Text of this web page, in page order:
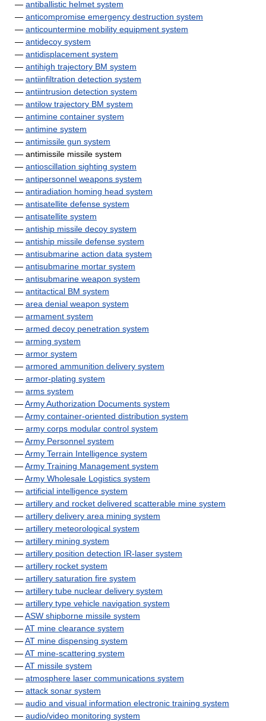
— antiballistic helmet system
— anticompromise emergency destruction system
— anticountermine mobility equipment system
— antidecoy system
— antidisplacement system
— antihigh trajectory BM system
— antiinfiltration detection system
— antiintrusion detection system
— antilow trajectory BM system
— antimine container system
— antimine system
— antimissile gun system
— antimissile missile system
— antioscillation sighting system
— antipersonnel weapons system
— antiradiation homing head system
— antisatellite defense system
— antisatellite system
— antiship missile decoy system
— antiship missile defense system
— antisubmarine action data system
— antisubmarine mortar system
— antisubmarine weapon system
— antitactical BM system
— area denial weapon system
— armament system
— armed decoy penetration system
— arming system
— armor system
— armored ammunition delivery system
— armor-plating system
— arms system
—Army Authorization Documents system
—Army container-oriented distribution system
— army corps modular control system
—Army Personnel system
—Army Terrain Intelligence system
—Army Training Management system
—Army Wholesale Logistics system
— artificial intelligence system
— artillery and rocket delivered scatterable mine system
— artillery delivery area mining system
— artillery meteorological system
— artillery mining system
— artillery position detection IR-laser system
— artillery rocket system
— artillery saturation fire system
— artillery tube nuclear delivery system
— artillery type vehicle navigation system
—ASW shipborne missile system
—AT mine clearance system
—AT mine dispensing system
—AT mine-scattering system
—AT missile system
— atmosphere laser communications system
— attack sonar system
— audio and visual information electronic training system
— audio/video monitoring system